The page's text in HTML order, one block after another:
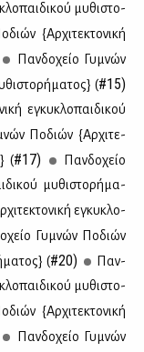
μυ­θι­στο­
{Αρ­χι­τε­κτο­νι­κή
Παν­δο­χείο Γυ­μνών
(#15)
εγκυ­κλο­παι­δι­κού
Πο­διών {Αρ­χι­τε­
(#17)
Παν­δο­χείο
μυ­θι­στο­ρή­μα­
εγκυ­κλο­
Γυ­μνών Πο­διών
(#20)
Παν­
μυ­θι­στο­
{Αρ­χι­τε­κτο­νι­κή
Παν­δο­χείο Γυ­μνών